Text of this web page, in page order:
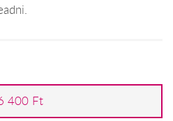
400 Ft